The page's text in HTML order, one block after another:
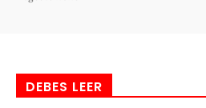
DEBES LEER